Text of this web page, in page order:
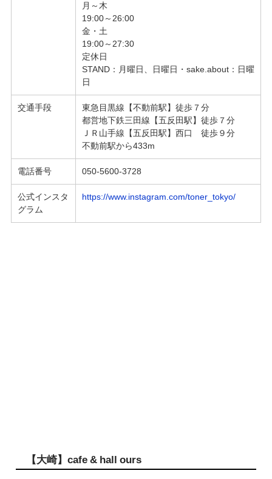
月～木
19:00～26:00
金・土
19:00～27:30
定休日
STAND：月曜日、日曜日・sake.about：日曜
日
交通手段
東急目黒線【不動前駅】徒歩７分
都営地下鉄三田線【五反田駅】徒歩７分
ＪＲ山手線【五反田駅】西口 徒歩９分
不動前駅から433m
電話番号 050-5600-3728
公式インスタ
グラム
https://www.instagram.com/toner_tokyo/
【大崎】cafe & hall ours